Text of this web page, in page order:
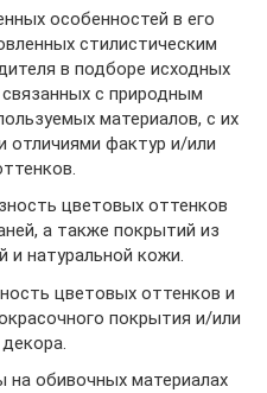
особенностей в его
стилистическим
в подборе исходных
с природным
материалов, с их
отличиями фактур и/или
цветовых оттенков
а также покрытий из
и натуральной кожи.
цветовых оттенков и
покрытия и/или
декора.
обивочных материалах